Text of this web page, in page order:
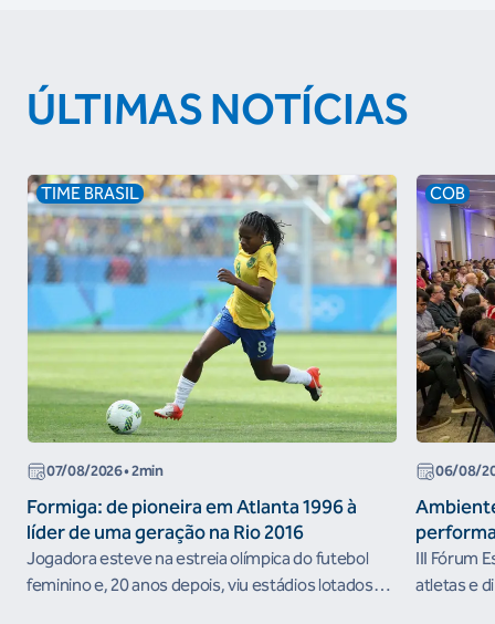
ÚLTIMAS NOTÍCIAS
TIME BRASIL
07/08/2026• 2min
Formiga: de pioneira em Atlanta 1996 à
líder de uma geração na Rio 2016
Jogadora esteve na estreia olímpica do futebol
feminino e, 20 anos depois, viu estádios lotados
COB
06/08/
III Fórum
atletas e